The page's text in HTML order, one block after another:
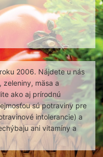
2006. Nájdete u nás
mäsa a
ako aj prírodnú
sú potraviny pre
intolerancie) a
ani vitamíny a